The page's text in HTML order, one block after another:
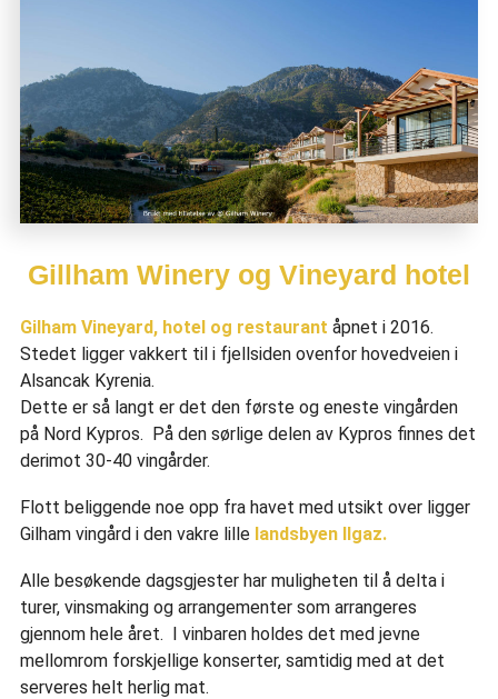
Gillham Winery og Vineyard hotel
Gilham Vineyard, hotel og restaurant åpnet i 2016.
Stedet ligger vakkert til i fjellsiden ovenfor hovedveien i
Alsancak Kyrenia.
Dette er så langt er det den første og eneste vingården
på Nord Kypros. På den sørlige delen av Kypros finnes det
derimot 30-40 vingårder.
Flott beliggende noe opp fra havet med utsikt over ligger
Gilham vingård i den vakre lille landsbyen IIgaz.
Alle besøkende dagsgjester har muligheten til å delta i
turer, vinsmaking og arrangementer som arrangeres
gjennom hele året. I vinbaren holdes det med jevne
mellomrom forskjellige konserter, samtidig med at det
serveres helt herlig mat.